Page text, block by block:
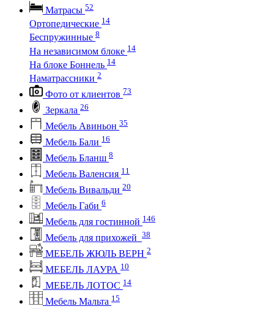
Матрасы 52
Ортопедические 14
Беспружинные 8
На независимом блоке 14
На блоке Боннель 14
Наматрассники 2
Фото от клиентов 73
Зеркала 26
Мебель Авиньон 35
Мебель Бали 16
Мебель Бланш 8
Мебель Валенсия 11
Мебель Вивальди 20
Мебель Габи 6
Мебель для гостинной 146
Мебель для прихожей 38
МЕБЕЛЬ ЖЮЛЬ ВЕРН 2
МЕБЕЛЬ ЛАУРА 10
МЕБЕЛЬ ЛОТОС 14
Мебель Мальта 15